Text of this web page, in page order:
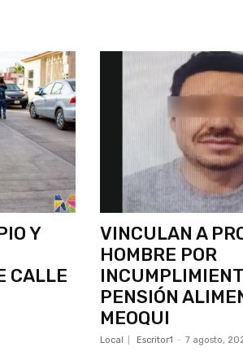
Y
CALLE
VINCULAN A
HOMBRE POR
PENSIÓN
MEOQUI
Local Escritor1 - 7 agosto,